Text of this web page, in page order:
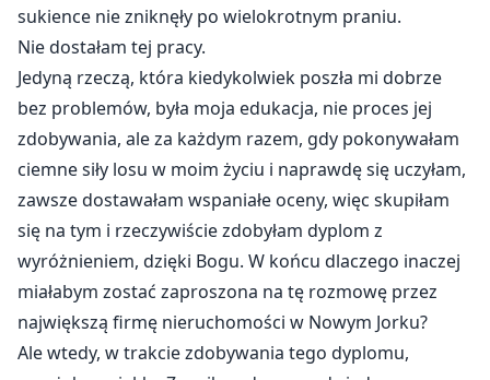
sukience nie zniknęły po wielokrotnym praniu.
Nie dostałam tej pracy.
Jedyną rzeczą, która kiedykolwiek poszła mi dobrze
bez problemów, była moja edukacja, nie proces jej
zdobywania, ale za każdym razem, gdy pokonywałam
ciemne siły losu w moim życiu i naprawdę się uczyłam,
zawsze dostawałam wspaniałe oceny, więc skupiłam
się na tym i rzeczywiście zdobyłam dyplom z
wyróżnieniem, dzięki Bogu. W końcu dlaczego inaczej
miałabym zostać zaproszona na tę rozmowę przez
największą firmę nieruchomości w Nowym Jorku?
Ale wtedy, w trakcie zdobywania tego dyplomu,